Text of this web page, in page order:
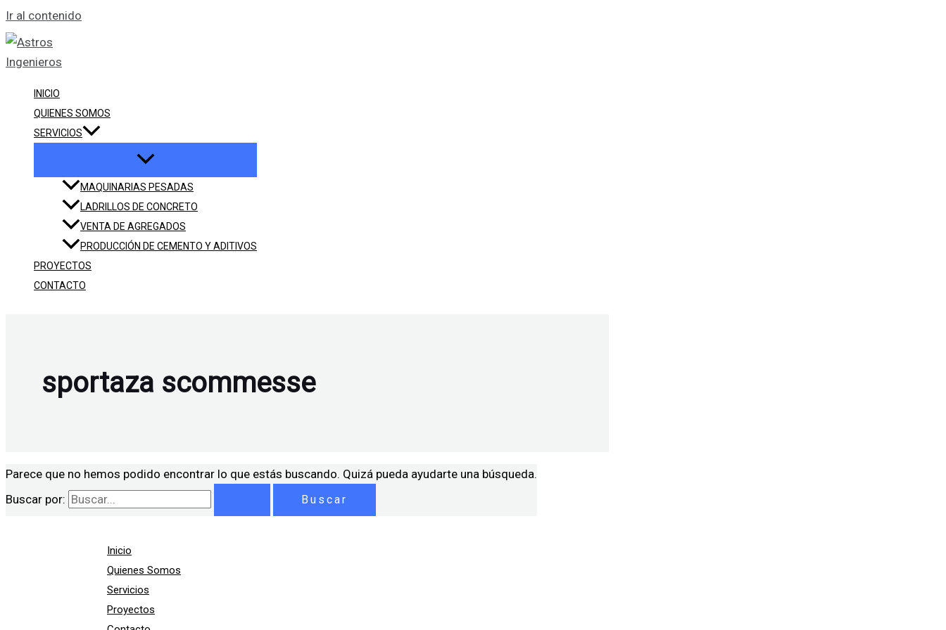
Ir al contenido
INICIO
QUIENES SOMOS
SERVICIOS
MAQUINARIAS PESADAS
LADRILLOS DE CONCRETO
VENTA DE AGREGADOS
PRODUCCIÓN DE CEMENTO Y ADITIVOS
PROYECTOS
CONTACTO
sportaza scommesse
Parece que no hemos podido encontrar lo que estás buscando. Quizá pueda ayudarte una búsqueda.
Buscar por:
Inicio
Quienes Somos
Servicios
Proyectos